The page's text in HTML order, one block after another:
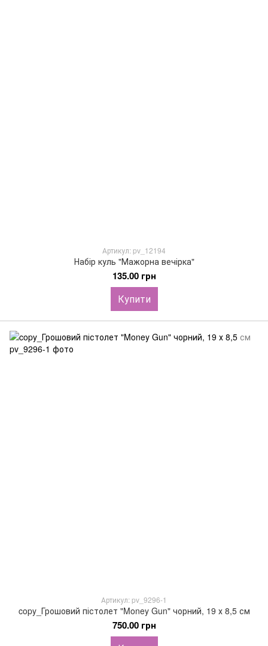
Артикул: pv_12194
Набір куль "Мажорна вечірка"
135.00 грн
Купити
Артикул: pv_9296-1
copy_Грошовий пістолет "Money Gun" чорний, 19 х 8,5 см
750.00 грн